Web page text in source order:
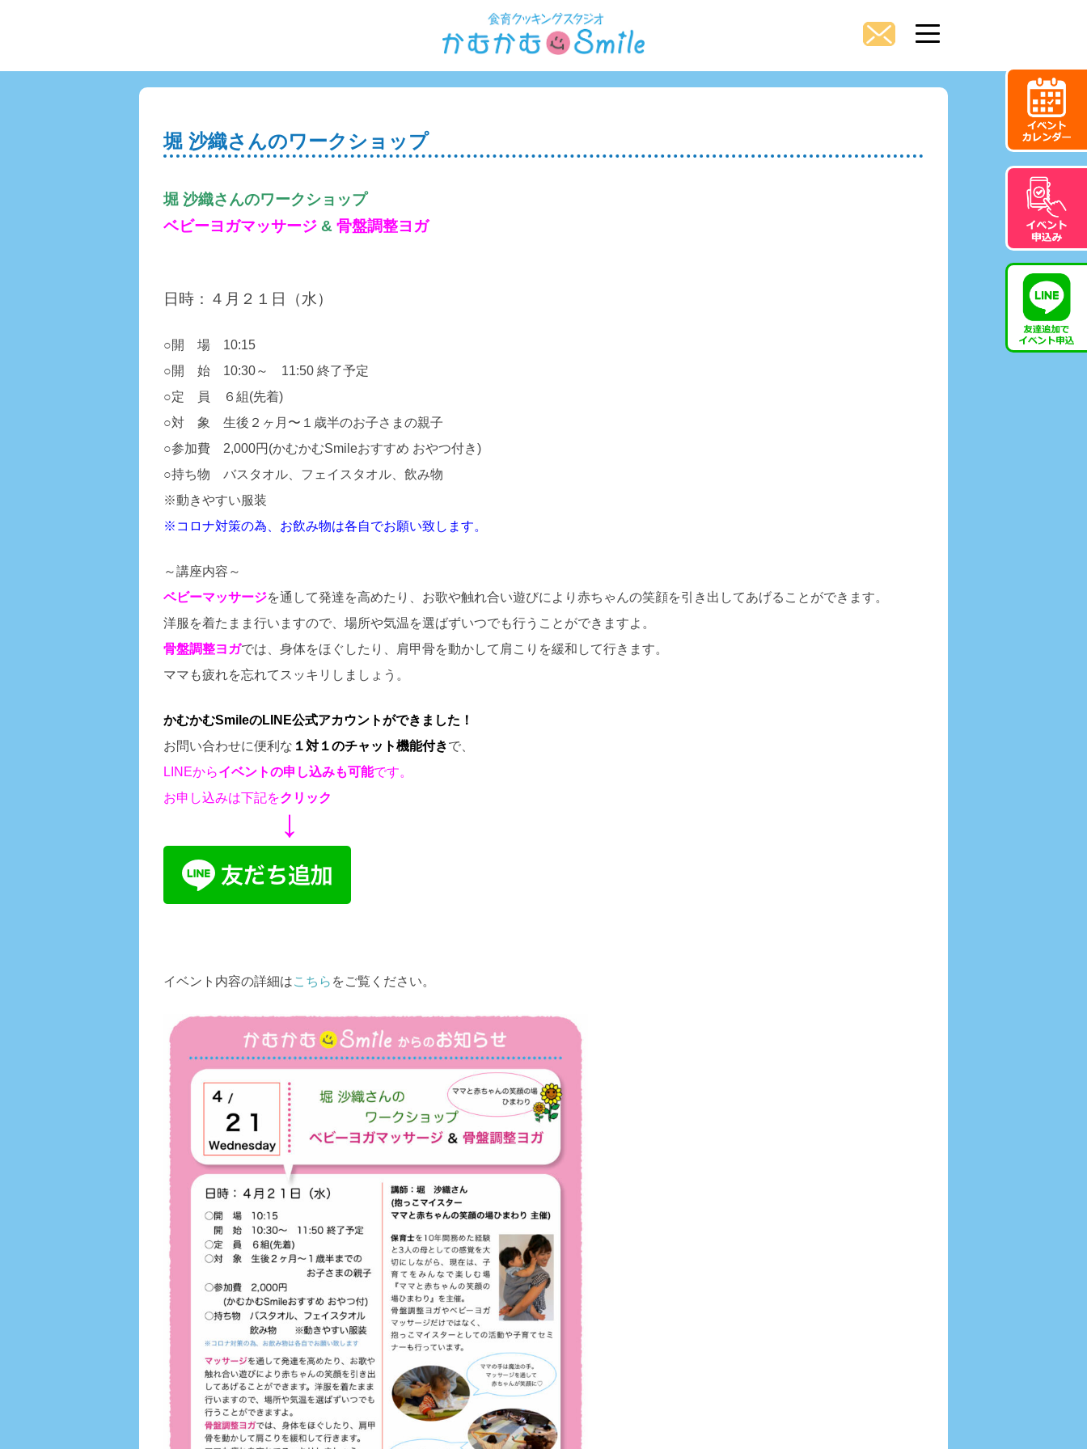
堀 沙織さんのワークショップ
堀 沙織さんのワークショップ
ベビーヨガマッサージ & 骨盤調整ヨガ
日時：４月２１日（水）
○開 場 10:15
○開 始 10:30～ 11:50 終了予定
○定 員 ６組(先着)
○対 象 生後２ヶ月〜１歳半のお子さまの親子
○参加費 2,000円(かむかむSmileおすすめ おやつ付き)
○持ち物 バスタオル、フェイスタオル、飲み物
※動きやすい服装
※コロナ対策の為、お飲み物は各自でお願い致します。
～講座内容～
ベビーマッサージを通して発達を高めたり、お歌や触れ合い遊びにより赤ちゃんの笑顔を引き出してあげることができます。
洋服を着たまま行いますので、場所や気温を選ばずいつでも行うことができますよ。
骨盤調整ヨガでは、身体をほぐしたり、肩甲骨を動かして肩こりを緩和して行きます。
ママも疲れを忘れてスッキリしましょう。
かむかむSmileのLINE公式アカウントができました！
お問い合わせに便利な １対１のチャット機能付きで、
LINEからイベントの申し込みも可能です。
お申し込みは下記をクリック
↓
イベント内容の詳細はこちら をご覧ください。